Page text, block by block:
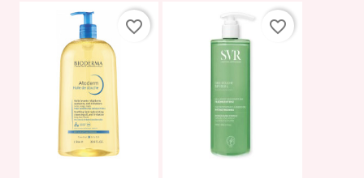
favorite_border favorite_border